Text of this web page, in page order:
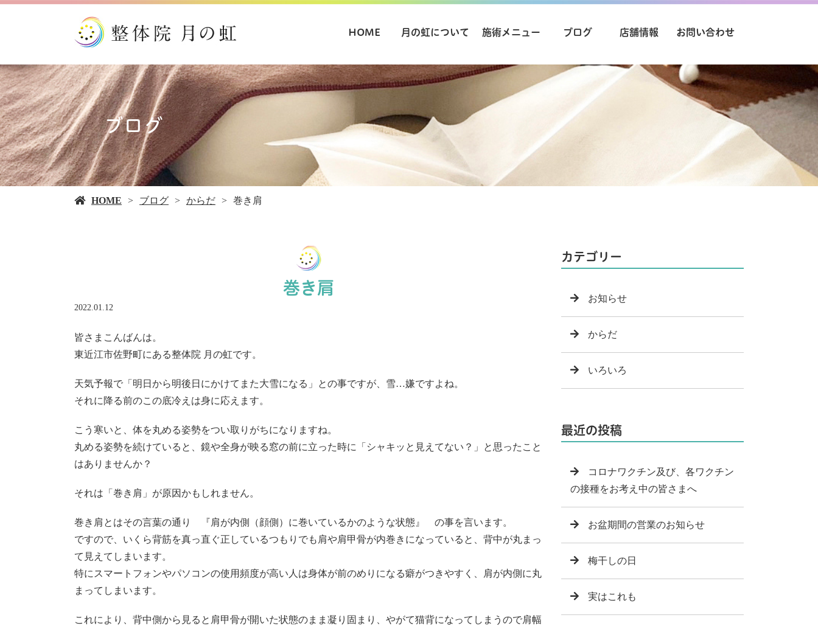
HOME 月の虹について 施術メニュー ブログ 店舗情報 お問い合わせ
ブログ
HOME ブログ からだ 巻き肩
巻き肩
2022.01.12
皆さまこんばんは。
東近江市佐野町にある整体院 月の虹です。
天気予報で「明日から明後日にかけてまた大雪になる」との事ですが、雪…嫌ですよね。
それに降る前のこの底冷えは身に応えます。
こう寒いと、体を丸める姿勢をつい取りがちになりますね。
丸める姿勢を続けていると、鏡や全身が映る窓の前に立った時に「シャキッと見えてない？」と思ったこと
はありませんか？
それは「巻き肩」が原因かもしれません。
巻き肩とはその言葉の通り 『肩が内側（顔側）に巻いているかのような状態』 の事を言います。
ですので、いくら背筋を真っ直ぐ正しているつもりでも肩や肩甲骨が内巻きになっていると、背中が丸まっ
て見えてしまいます。
特にスマートフォンやパソコンの使用頻度が高い人は身体が前のめりになる癖がつきやすく、肩が内側に丸
まってしまいます。
これにより、背中側から見ると肩甲骨が開いた状態のまま凝り固まり、やがて猫背になってしまうので肩幅
カテゴリー
お知らせ
からだ
いろいろ
最近の投稿
コロナワクチン及び、各ワクチン
の接種をお考え中の皆さまへ
お盆期間の営業のお知らせ
梅干しの日
実はこれも